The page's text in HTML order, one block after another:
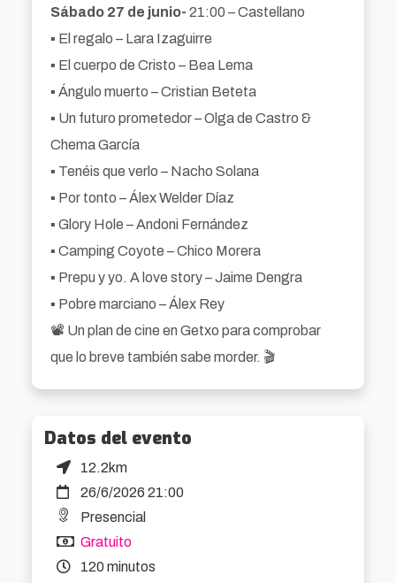
Sábado 27 de junio- 21:00 – Castellano
▪️ El regalo – Lara Izaguirre
▪️ El cuerpo de Cristo – Bea Lema
▪️ Ángulo muerto – Cristian Beteta
▪️ Un futuro prometedor – Olga de Castro &
Chema García
▪️ Tenéis que verlo – Nacho Solana
▪️ Por tonto – Álex Welder Díaz
▪️ Glory Hole – Andoni Fernández
▪️ Camping Coyote – Chico Morera
▪️ Prepu y yo. A love story – Jaime Dengra
▪️ Pobre marciano – Álex Rey
📽️ Un plan de cine en Getxo para comprobar
que lo breve también sabe morder. 🎬
Datos del evento
12.2km
26/6/2026 21:00
Presencial
Gratuito
120 minutos